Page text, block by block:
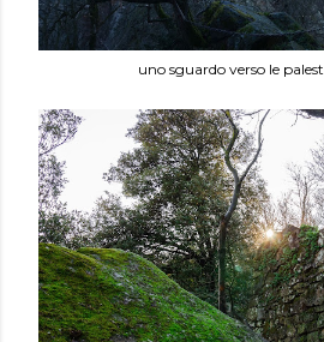
uno sguardo verso le